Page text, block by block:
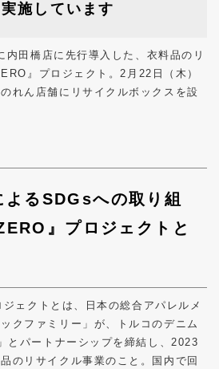
施しています
田橋店に先行導入した、衣料品のリ
』プロジェクト。2月22日（木）
れん店舗にリサイクルボックスを設
よるSDGsへの取り組
』プロジェクトと
ェクトとは、日本の総合アパレルメ
クファミリー」が、トルコのデニム
とパートナーシップを締結し、2023
のリサイクル事業のこと。国内で回